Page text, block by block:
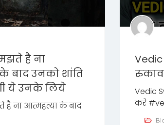
है ना
बाद उनको शांति
ये उनके लिये
है ना आत्महत्या के बाद
Vedic
करे